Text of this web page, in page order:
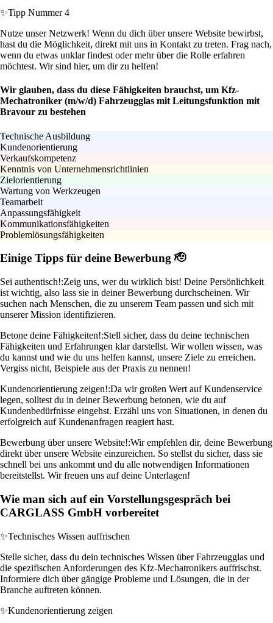
✨Tipp Nummer 4
Nutze unser Netzwerk! Wenn du dich über unsere Website bewirbst,
hast du die Möglichkeit, direkt mit uns in Kontakt zu treten. Frag nach,
wenn du etwas unklar findest oder mehr über die Rolle erfahren
möchtest. Wir sind hier, um dir zu helfen!
Wir glauben, dass du diese Fähigkeiten brauchst, um Kfz-
Mechatroniker (m/w/d) Fahrzeugglas mit Leitungsfunktion mit
Bravour zu bestehen
Technische Ausbildung
Kundenorientierung
Verkaufskompetenz
Kenntnis von Unternehmensrichtlinien
Zielorientierung
Wartung von Werkzeugen
Teamarbeit
Anpassungsfähigkeit
Kommunikationsfähigkeiten
Problemlösungsfähigkeiten
Einige Tipps für deine Bewerbung 🫡
Sei authentisch!:Zeig uns, wer du wirklich bist! Deine Persönlichkeit
ist wichtig, also lass sie in deiner Bewerbung durchscheinen. Wir
suchen nach Menschen, die zu unserem Team passen und sich mit
unserer Mission identifizieren.
Betone deine Fähigkeiten!:Stell sicher, dass du deine technischen
Fähigkeiten und Erfahrungen klar darstellst. Wir wollen wissen, was
du kannst und wie du uns helfen kannst, unsere Ziele zu erreichen.
Vergiss nicht, Beispiele aus der Praxis zu nennen!
Kundenorientierung zeigen!:Da wir großen Wert auf Kundenservice
legen, solltest du in deiner Bewerbung betonen, wie du auf
Kundenbedürfnisse eingehst. Erzähl uns von Situationen, in denen du
erfolgreich auf Kundenanfragen reagiert hast.
Bewerbung über unsere Website!:Wir empfehlen dir, deine Bewerbung
direkt über unsere Website einzureichen. So stellst du sicher, dass sie
schnell bei uns ankommt und du alle notwendigen Informationen
bereitstellst. Wir freuen uns auf deine Unterlagen!
Wie man sich auf ein Vorstellungsgespräch bei
CARGLASS GmbH vorbereitet
✨Technisches Wissen auffrischen
Stelle sicher, dass du dein technisches Wissen über Fahrzeugglas und
die spezifischen Anforderungen des Kfz-Mechatronikers auffrischst.
Informiere dich über gängige Probleme und Lösungen, die in der
Branche auftreten können.
✨Kundenorientierung zeigen